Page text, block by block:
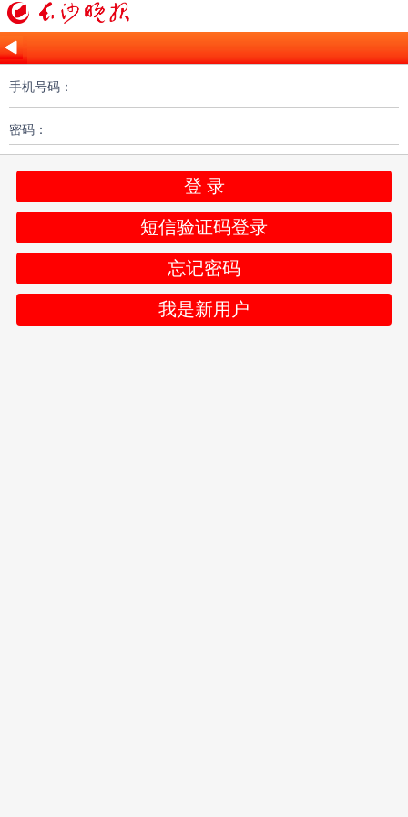
手机号码：
密码：
登 录
短信验证码登录
忘记密码
我是新用户